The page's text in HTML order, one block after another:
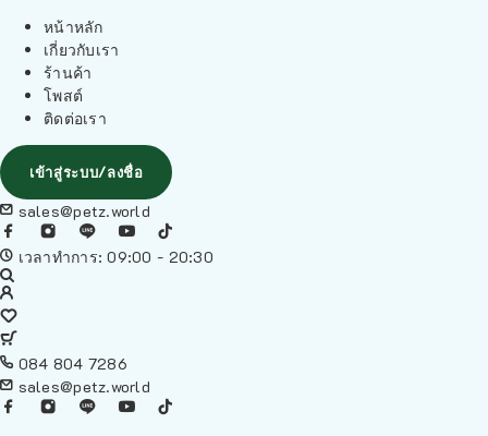
หน้าหลัก
เกี่ยวกับเรา
ร้านค้า
โพสต์
ติดต่อเรา
เข้าสู่ระบบ/ลงชื่อ
sales@petz.world
เวลาทำการ: 09:00 - 20:30
084 804 7286
sales@petz.world